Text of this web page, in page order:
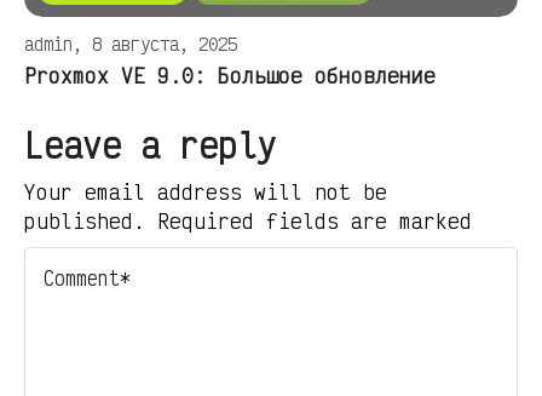
admin, 8 августа, 2025
Proxmox VE 9.0: Большое обновление
Leave a reply
Your email address will not be
published. Required fields are marked